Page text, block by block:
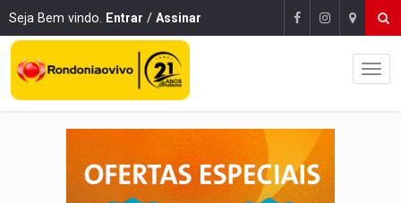
Seja Bem vindo. Entrar / Assinar